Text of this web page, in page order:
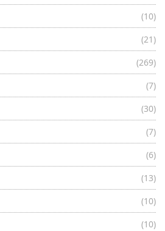
(10)
(21)
(269)
(7)
(30)
(7)
(6)
(13)
(10)
(10)